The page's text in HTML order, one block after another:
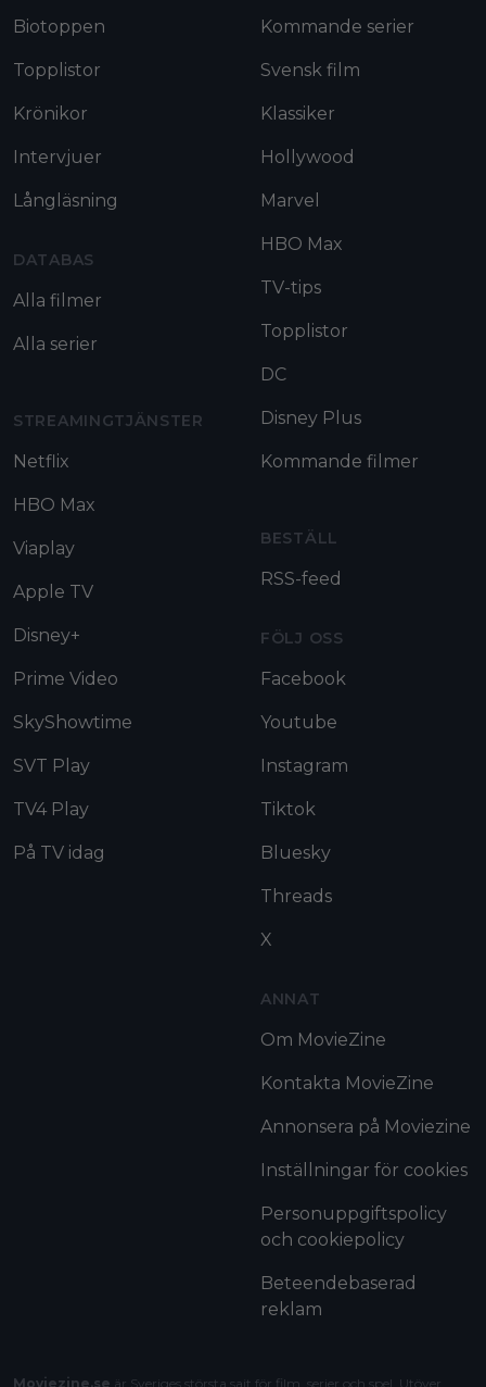
Biotoppen
Topplistor
Krönikor
Intervjuer
Långläsning
DATABAS
Alla filmer
Alla serier
STREAMINGTJÄNSTER
Netflix
HBO Max
Viaplay
Apple TV
Disney+
Prime Video
SkyShowtime
SVT Play
TV4 Play
På TV idag
Kommande serier
Svensk film
Klassiker
Hollywood
Marvel
HBO Max
TV-tips
Topplistor
DC
Disney Plus
Kommande filmer
BESTÄLL
RSS-feed
FÖLJ OSS
Facebook
Youtube
Instagram
Tiktok
Bluesky
Threads
X
ANNAT
Om MovieZine
Kontakta MovieZine
Annonsera på Moviezine
Inställningar för cookies
Personuppgiftspolicy
och cookiepolicy
Beteendebaserad
reklam
Moviezine.se är Sveriges största sajt för film, serier och spel. Utöver